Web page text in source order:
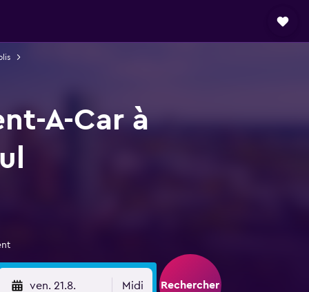
A-Car à
ven. 21.8. Midi Rechercher